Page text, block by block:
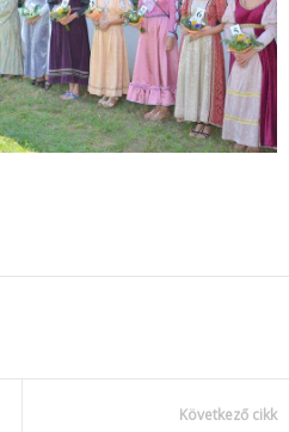
Következő cikk